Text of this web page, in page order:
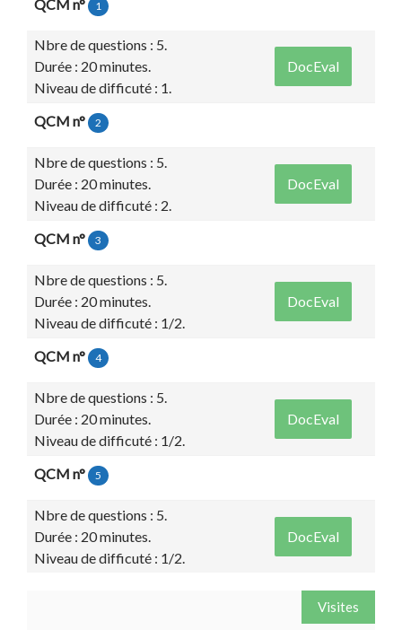
QCM n° 1
Nbre de questions : 5.
Durée : 20 minutes.
Niveau de difficuté : 1.
DocEval
QCM n° 2
Nbre de questions : 5.
Durée : 20 minutes.
Niveau de difficuté : 2.
DocEval
QCM n° 3
Nbre de questions : 5.
Durée : 20 minutes.
Niveau de difficuté : 1/2.
DocEval
QCM n° 4
Nbre de questions : 5.
Durée : 20 minutes.
Niveau de difficuté : 1/2.
DocEval
QCM n° 5
Nbre de questions : 5.
Durée : 20 minutes.
Niveau de difficuté : 1/2.
DocEval
Visites